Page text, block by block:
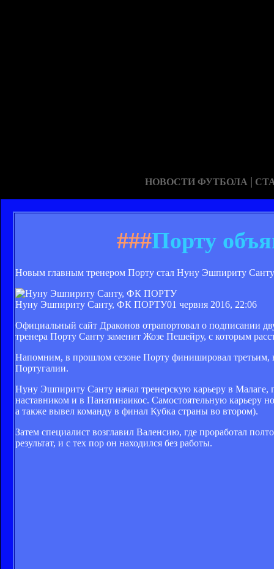
НОВОСТИ ФУТБОЛА |
###Порту
Новым главным тренером Порту стал Нуну Эшпириту
Нуну Эшпириту Санту, ФК ПОРТУ01 червня 2016, 22:06
Официальный сайт Драконов отрапортовал о подписании
тренера Порту Санту заменит Жозе Пешейру, с которым
Напомним, в прошлом сезоне Порту финишировал третьим,
Португалии.
Нуну Эшпириту Санту начал тренерскую карьеру в Малаге,
наставником и в Панатинаикос. Самостоятельную карьеру
а также вывел команду в финал Кубка страны во втором).
Затем специалист возглавил Валенсию, где проработал
результат, и с тех пор он находился без работы.